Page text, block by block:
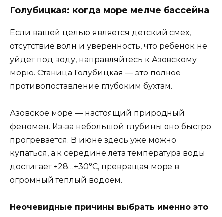
Голубицкая: когда море мелче бассейна
Если вашей целью является детский смех,
отсутствие волн и уверенность, что ребенок не
уйдет под воду, направляйтесь к Азовскому
морю. Станица Голубицкая — это полное
противопоставление глубоким бухтам.
Азовское море — настоящий природный
феномен. Из-за небольшой глубины оно быстро
прогревается. В июне здесь уже можно
купаться, а к середине лета температура воды
достигает +28…+30°С, превращая море в
огромный теплый водоем.
Неочевидные причины выбрать именно это